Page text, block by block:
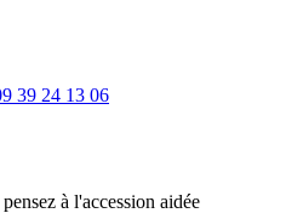
39 24 13 06
à l'accession aidée